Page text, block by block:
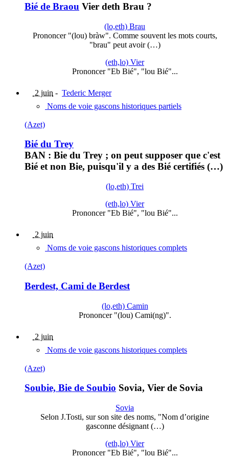
Bié de Braou Vier deth Brau ?
(lo,eth) Brau
Prononcer "(lou) bràw". Comme souvent les mots courts,
"brau" peut avoir (…)
(eth,lo) Vier
Prononcer "Eb Bié", "lou Bié"...
2 juin - Tederic Merger
Noms de voie gascons historiques partiels
(Azet)
Bié du Trey
BAN : Bie du Trey ; on peut supposer que c'est
Bié et non Bie, puisqu'il y a des Bié certifiés (…)
(lo,eth) Trei
(eth,lo) Vier
Prononcer "Eb Bié", "lou Bié"...
2 juin
Noms de voie gascons historiques complets
(Azet)
Berdest, Cami de Berdest
(lo,eth) Camin
Prononcer "(lou) Cami(ng)".
2 juin
Noms de voie gascons historiques complets
(Azet)
Soubie, Bie de Soubio Sovia, Vier de Sovia
Sovia
Selon J.Tosti, sur son site des noms, "Nom d’origine
gasconne désignant (…)
(eth,lo) Vier
Prononcer "Eb Bié", "lou Bié"...